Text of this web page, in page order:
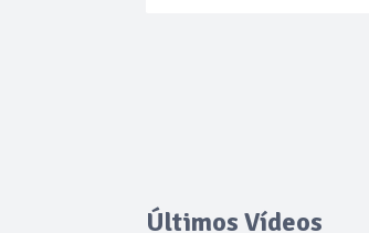
Últimos Vídeos